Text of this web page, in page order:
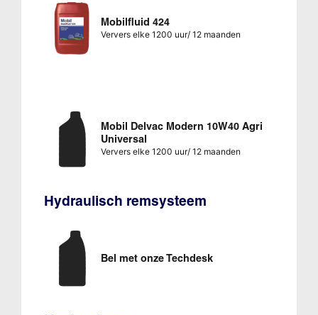
Mobilfluid 424
Ververs elke 1200 uur/ 12 maanden
Mobil Delvac Modern 10W40 Agri
Universal
Ververs elke 1200 uur/ 12 maanden
Hydraulisch remsysteem
Bel met onze Techdesk